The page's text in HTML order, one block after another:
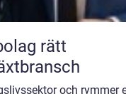
och rymmer